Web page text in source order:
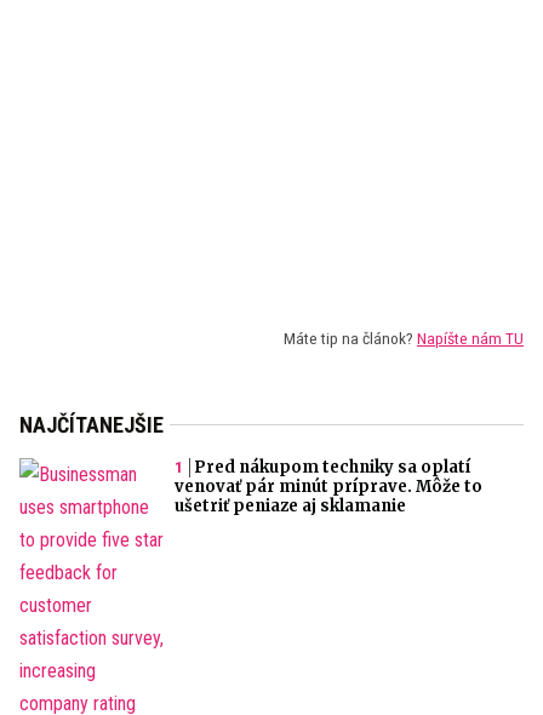
Máte tip na článok? Napíšte nám TU
NAJČÍTANEJŠIE
Pred nákupom techniky sa oplatí
venovať pár minút príprave. Môže to
ušetriť peniaze aj sklamanie